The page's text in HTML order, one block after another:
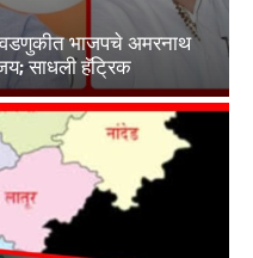
भाजपचे अमरनाथ
साधली हॅट्रिक